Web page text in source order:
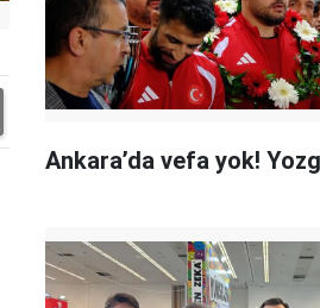
Ankara’da vefa yok!